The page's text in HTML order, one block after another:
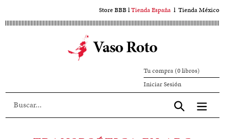
al
Store BBBlTienda España l Tienda México
Vaso Roto
Tu compra (0 libros)
Iniciar SesiónIniciar
sesión
Aceptar